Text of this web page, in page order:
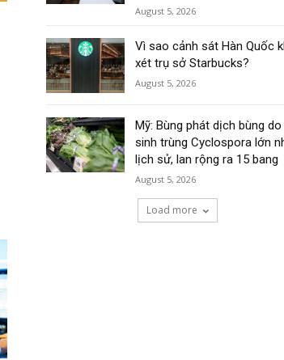
August 5, 2026
Vì sao cảnh sát Hàn Quốc
xét trụ sở Starbucks?
August 5, 2026
Mỹ: Bùng phát dịch bùng do
sinh trùng Cyclospora lớn
lịch sử, lan rộng ra 15 bang
August 5, 2026
Load more